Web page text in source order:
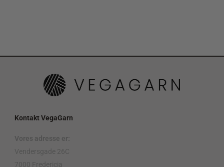
Kontakt VegaGarn
Vores adresse er:
Vendersgade 26C
7000 Fredericia